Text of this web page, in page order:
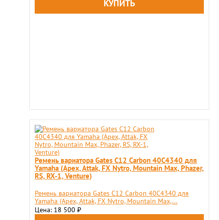
Ремень вариатора Gates C12 Carbon 40C4340 для
Yamaha (Apex, Attak, FX Nytro, Mountain Max, Phazer,
RS, RX-1, Venture)
Ремень вариатора Gates C12 Carbon 40C4340 для
Yamaha (Apex, Attak, FX Nytro, Mountain Max,...
Цена: 18 500 ₽